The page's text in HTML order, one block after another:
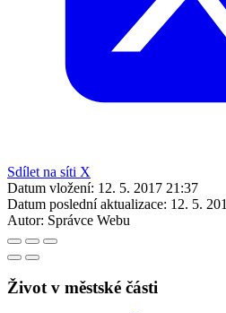
Sdílet na síti X
Datum vložení: 12. 5. 2017 21:37
Datum poslední aktualizace: 12. 5.
Autor: Správce Webu
Život v městské části